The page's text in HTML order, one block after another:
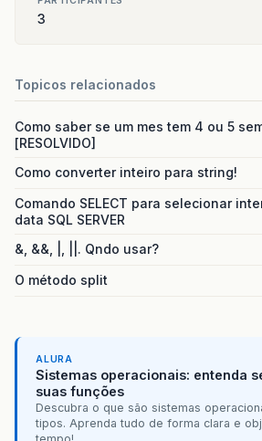
3
Topicos relacionados
Como saber se um mes tem 4 ou 5
[RESOLVIDO]
Como converter inteiro para string!
Comando SELECT para selecionar
data SQL SERVER
&, &&, |, ||. Qndo usar?
O método split
ALURA
Sistemas operacionais: entenda
suas funções
Descubra o que são sistemas
tipos. Aprenda tudo de forma clara e